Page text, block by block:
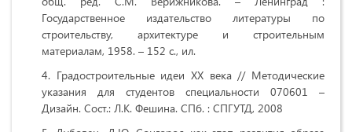
Государственное издательство литературы по
строительству, архитектуре и строительным
материалам, 1958. – 152 с., ил.
Градостроительные идеи XX века // Методические
указания для студентов специальности 070601 –
Дизайн. Сост.: Л.К. Фешина. СПб. : СПГУТД, 2008